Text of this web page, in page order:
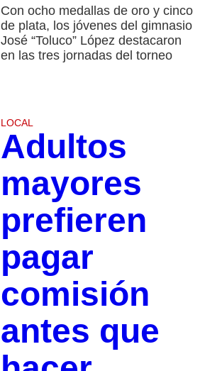
Con ocho medallas de oro y cinco
de plata, los jóvenes del gimnasio
José “Toluco” López destacaron
en las tres jornadas del torneo
LOCAL
Adultos
mayores
prefieren
pagar
comisión
antes que